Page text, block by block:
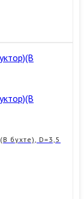
бухте), D=3,5